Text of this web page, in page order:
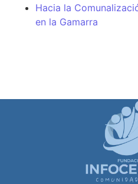
Hacia la
en la Gamarra